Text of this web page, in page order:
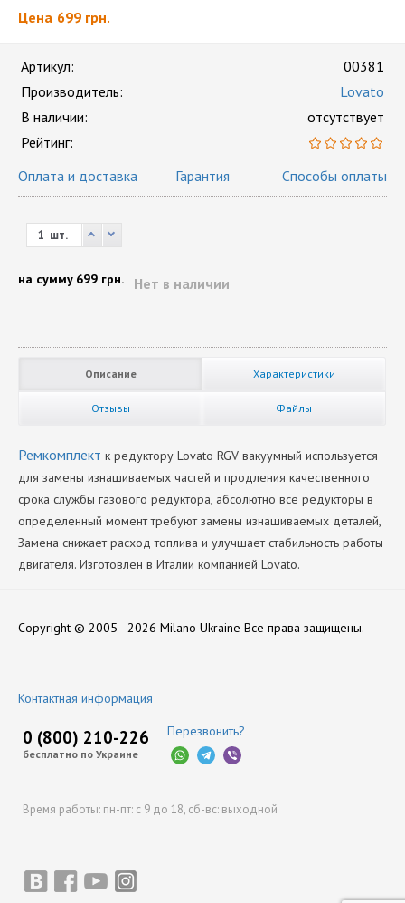
Цена 699 грн.
Артикул:
00381
Производитель:
Lovato
В наличии:
отсутствует
Рейтинг:
Оплата и доставка
Гарантия Способы оплаты
шт.
Нет в наличии
на сумму 699 грн.
Описание Характеристики
Отзывы Файлы
Ремкомплект к редуктору Lovato RGV вакуумный используется
для замены изнашиваемых частей и продления качественного
срока службы газового редуктора, абсолютно все редукторы в
определенный момент требуют замены изнашиваемых деталей,
Замена снижает расход топлива и улучшает стабильность работы
двигателя. Изготовлен в Италии компанией Lovato.
Copyright © 2005 - 2026 Milano Ukraine Все права защищены.
Контактная информация
0 (800) 210-226
бесплатно по Украине
Перезвонить?
Время работы: пн-пт: с 9 до 18, сб-вс: выходной